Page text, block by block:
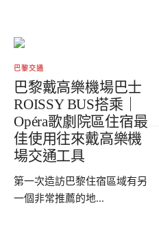
巴黎交通
巴黎戴高樂機場巴士
ROISSY BUS搭乘｜
Opéra歌劇院區住宿最
佳使用往來戴高樂機
場交通工具
第一次造訪巴黎住宿區域有另
一個非常推薦的地...